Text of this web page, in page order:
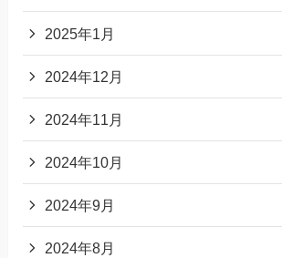
2025年1月
2024年12月
2024年11月
2024年10月
2024年9月
2024年8月